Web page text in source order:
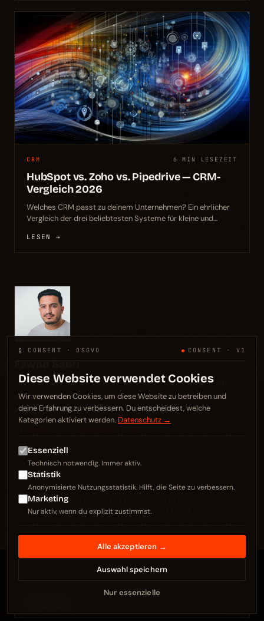
CRM 6 MIN LESEZEIT
HubSpot vs. Zoho vs. Pipedrive — CRM-
Vergleich 2026
Welches CRM passt zu deinem Unternehmen? Ein ehrlicher
Vergleich der drei beliebtesten Systeme für kleine und
LESEN →
Fawad Sabri
Fawad Sabri baut Plattformen, schreibt schräge Notizen
aus der Werkbank, arbeitet aus Kelsterbach bei
Frankfurt.
VERÖFFENTLICHT2026 · 05 · 04
PROD. WEBWEEZLROLL 01 · TAKE 01
§ CONSENT · DSGVO CONSENT · V1
Diese Website verwendet Cookies
Wir verwenden Cookies, um diese Website zu betreiben und
deine Erfahrung zu verbessern. Du entscheidest, welche
Kategorien aktiviert werden. Datenschutz →
Essenziell
Technisch notwendig. Immer aktiv.
Statistik
Anonymisierte Nutzungsstatistik. Hilft, die Seite zu verbessern.
Marketing
Nur aktiv, wenn du explizit zustimmst.
Nur essenzielle
Auswahl speichern
Alle akzeptieren →